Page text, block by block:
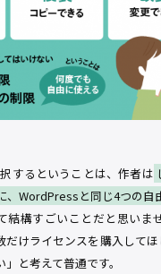
するということは、作者は
、WordPressと同じ4つの自
結構すごいことだと思いま
だけライセンスを購入して
と考えて普通です。